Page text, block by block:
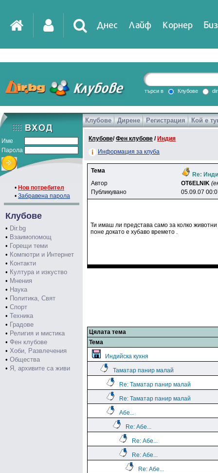
Днес Лайф Корнер
DirTV Impressio
Games
търси в Клубове
Име
Парола
• Нов потребител
• Забравена парола
Клубове
• Dir.bg
• Взаимопомощ
• Горещи теми
• Компютри и Интернет
• Контакти
• Култура и изкуство
• Мнения
• Наука
• Политика, Свят
• Спорт
• Техника
• Градове
• Религия и мистика
• Фен клубове
• Хоби, Развлечения
• Общества
• Я, архивите са живи
Клубове Дирене Регистрация Кой е
Клубове/Фен клубове / Индия
Информация за клуба
Тема
Re:
Автор
OT6ELNlK
Публикувано
05.09.07
Ти имаш ли представа само за колко
поне докато е хубаво времето .
Цялата тема
Тема
Индийска кухня
Таматар панир малай
Re: Таматар панир малай
Re: Таматар панир малай
Абе...
Re: Абе...
Re: Абе...
Re: Абе...
Re: Абе...